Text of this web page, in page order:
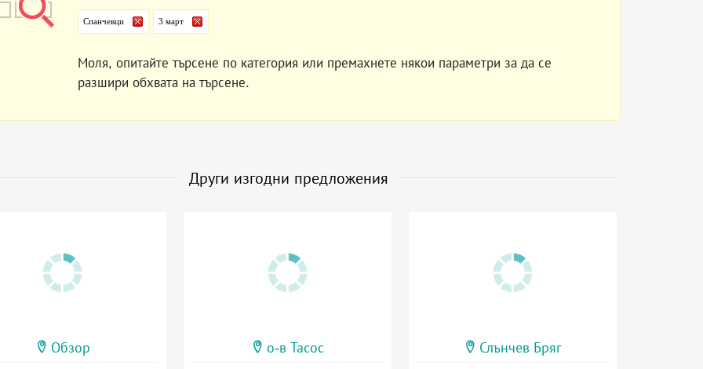
Спанчевци 3 март
Моля, опитайте търсене по категория или премахнете някои параметри за да се
разшири обхвата на търсене.
Други изгодни предложения
Обзор о-в Тасос Слънчев Бряг